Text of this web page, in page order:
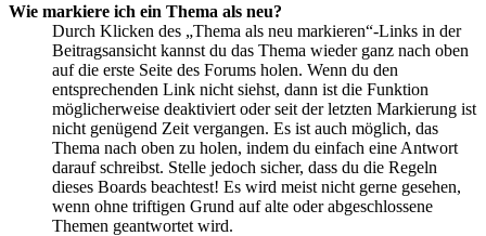
Wie markiere ich ein Thema als neu?
Durch Klicken des „Thema als neu markieren“-Links in der
Beitragsansicht kannst du das Thema wieder ganz nach oben
auf die erste Seite des Forums holen. Wenn du den
entsprechenden Link nicht siehst, dann ist die Funktion
möglicherweise deaktiviert oder seit der letzten Markierung ist
nicht genügend Zeit vergangen. Es ist auch möglich, das
Thema nach oben zu holen, indem du einfach eine Antwort
darauf schreibst. Stelle jedoch sicher, dass du die Regeln
dieses Boards beachtest! Es wird meist nicht gerne gesehen,
wenn ohne triftigen Grund auf alte oder abgeschlossene
Themen geantwortet wird.